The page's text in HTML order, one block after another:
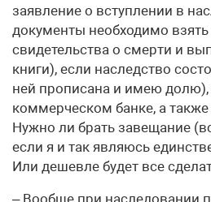
заявление о вступлении в
документы необходимо
свидетельства о смерти и
книги), если наследство
ней прописана и имею долю),
коммерческом банке, а
Нужно ли брать завещание
если я и так являюсь
Или дешевле будет все
– Вообще при наследовании